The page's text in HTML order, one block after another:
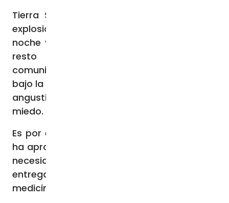
Tierra Santa vive un momento difícil. Las
explosiones acompañan todo el día y la
noche y el miedo es permanente. Como el
resto de la población, también la
comunidad cristiana de Israel y Palestina,
bajo la guía del cardenal Pizzabala, vive una
angustiosa situación de incertidumbre y
miedo.
Es por ello que Ayuda a la Iglesia que Sufre
ha aprobado una campaña de apoyo a sus
necesidades que en un principio busca
entregar ayuda de primera necesidad y
medicinas para los refugiados.